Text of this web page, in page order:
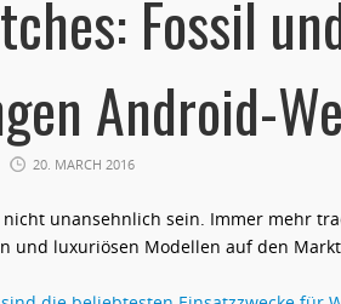
Fossil
Android-
20. MARCH 2016
nicht unansehnlich sein. Immer mehr
und luxuriösen Modellen auf den